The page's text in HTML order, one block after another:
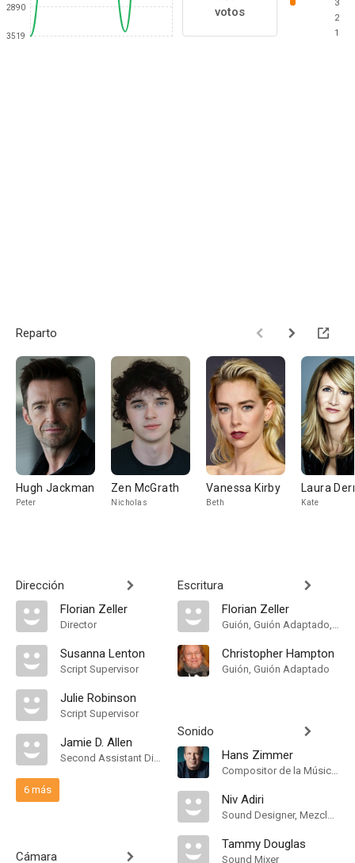
2890
3519
votos
3
2
1
Reparto
Hugh Jackman
Peter
Zen McGrath
Nicholas
Vanessa Kirby
Beth
Laura
Kate
Dirección
Florian Zeller
Director
Susanna Lenton
Script Supervisor
Julie Robinson
Script Supervisor
Jamie D. Allen
Second Assistant Director
6 más
Cámara
Escritura
Florian Zeller
Guión, Guión Adaptado, Theatre Play
Christopher Hampton
Guión, Guión Adaptado
Sonido
Hans Zimmer
Compositor de la Música Original
Niv Adiri
Sound Designer, Mezclador de Re-Grabación de Sonido
Tammy Douglas
Sound Mixer